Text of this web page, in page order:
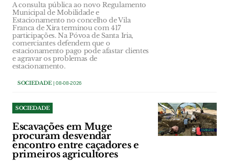
A consulta pública ao novo Regulamento
Municipal de Mobilidade e
Estacionamento no concelho de Vila
Franca de Xira terminou com 417
participações. Na Póvoa de Santa Iria,
comerciantes defendem que o
estacionamento pago pode afastar clientes
e agravar os problemas de
estacionamento.
SOCIEDADE| 08-08-2026
SOCIEDADE
Escavações em Muge
procuram desvendar
encontro entre caçadores e
primeiros agricultores